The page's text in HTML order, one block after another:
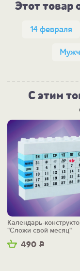
Этот товар
14 февраля
С этим
490 Р
Календарь-
"Сложи свой месяц"